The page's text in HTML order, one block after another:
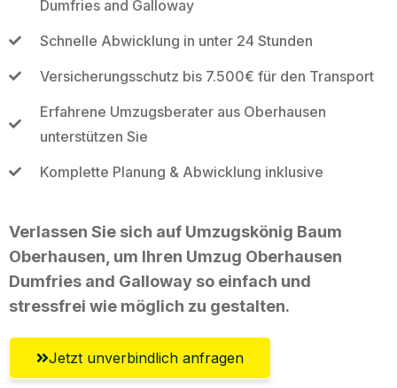
Dumfries and Galloway
Schnelle Abwicklung in unter 24 Stunden
Versicherungsschutz bis 7.500€ für den Transport
Erfahrene Umzugsberater aus Oberhausen
unterstützen Sie
Komplette Planung & Abwicklung inklusive
Verlassen Sie sich auf Umzugskönig Baum
Oberhausen, um Ihren Umzug Oberhausen
Dumfries and Galloway so einfach und
stressfrei wie möglich zu gestalten.
Jetzt unverbindlich anfragen